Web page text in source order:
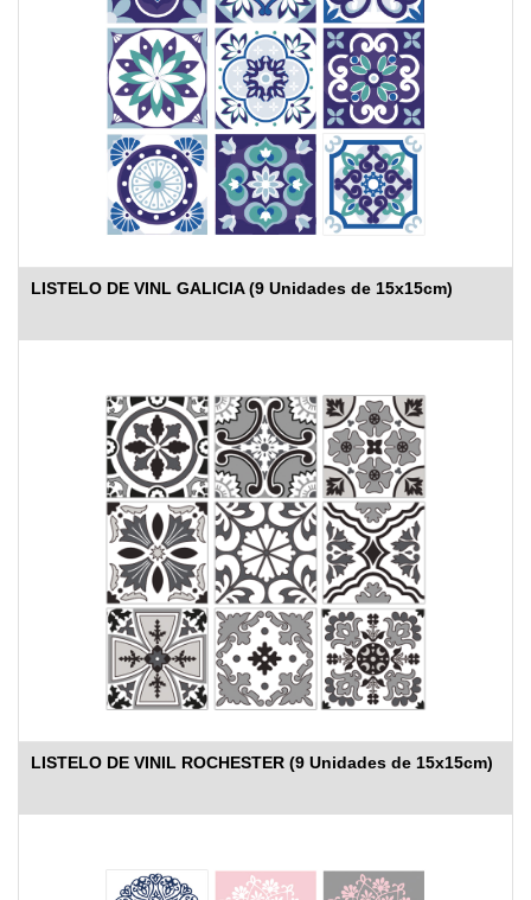
LISTELO DE VINL GALICIA (9 Unidades de 15x15cm)
LISTELO DE VINIL ROCHESTER (9 Unidades de 15x15cm)